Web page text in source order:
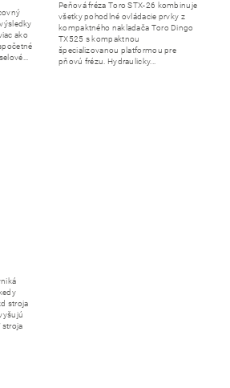
ako
Peňová fréza Toro STX-26 kombinuje
všetky pohodlné ovládacie prvky z
kompaktného nakladača Toro Dingo
TX525 s kompaktnou
špecializovanou platformou pre
pňovú frézu. Hydraulicky...
stroja
stroja